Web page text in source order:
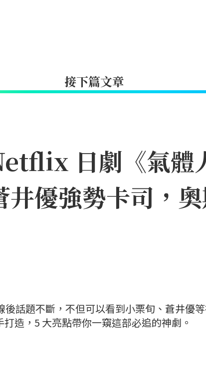
接下篇文章
日劇《氣體
優強勢卡司，
話題不斷，不但可以看到小栗旬、蒼井優
造，5 大亮點帶你一窺這部必追的神劇。